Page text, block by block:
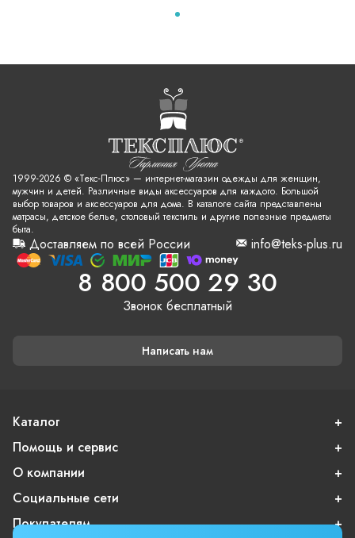
1999-2026 © «Текс-Плюс» — интернет-магазин одежды для женщин,
мужчин и детей. Различные виды аксессуаров для каждого. Большой
выбор товаров и аксессуаров для дома. В каталоге сайта представлены
матрасы, детское белье, столовый текстиль и другие полезные предметы
быта.
Доставляем по всей России info@teks-plus.ru
8 800 500 29 30
Звонок бесплатный
Написать нам
Каталог
Помощь и сервис
О компании
Социальные сети
Покупателям